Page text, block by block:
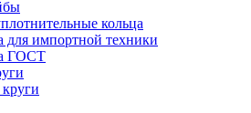
кольца
для импортной техники
ГОСТ